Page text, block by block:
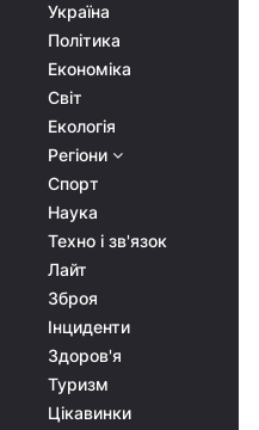
Україна
Політика
Економіка
Світ
Екологія
Регіони
Спорт
Наука
Техно і зв'язок
Лайт
Зброя
Інциденти
Здоров'я
Туризм
Цікавинки